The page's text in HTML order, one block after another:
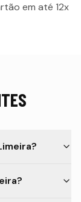
em até 12x